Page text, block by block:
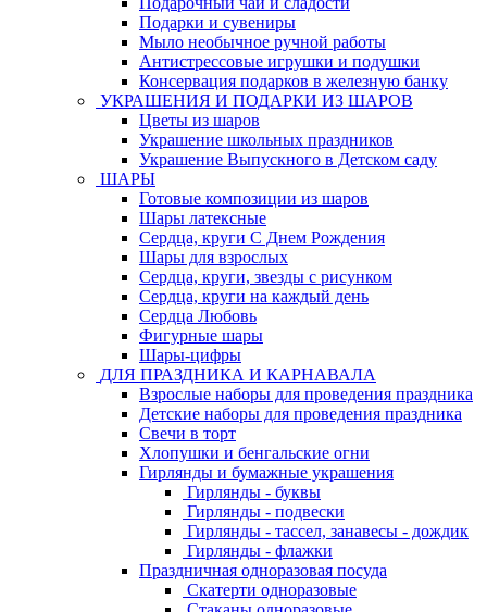
Подарки и сувениры
Мыло необычное ручной работы
Антистрессовые игрушки и подушки
Консервация подарков в железную банку
УКРАШЕНИЯ И ПОДАРКИ ИЗ ШАРОВ
Цветы из шаров
Украшение школьных праздников
Украшение Выпускного в Детском саду
ШАРЫ
Готовые композиции из шаров
Шары латексные
Сердца, круги С Днем Рождения
Шары для взрослых
Сердца, круги, звезды с рисунком
Сердца, круги на каждый день
Сердца Любовь
Фигурные шары
Шары-цифры
ДЛЯ ПРАЗДНИКА И КАРНАВАЛА
Взрослые наборы для проведения праздника
Детские наборы для проведения праздника
Свечи в торт
Хлопушки и бенгальские огни
Гирлянды и бумажные украшения
Гирлянды - буквы
Гирлянды - подвески
Гирлянды - тассел, занавесы - дождик
Гирлянды - флажки
Праздничная одноразовая посуда
Скатерти одноразовые